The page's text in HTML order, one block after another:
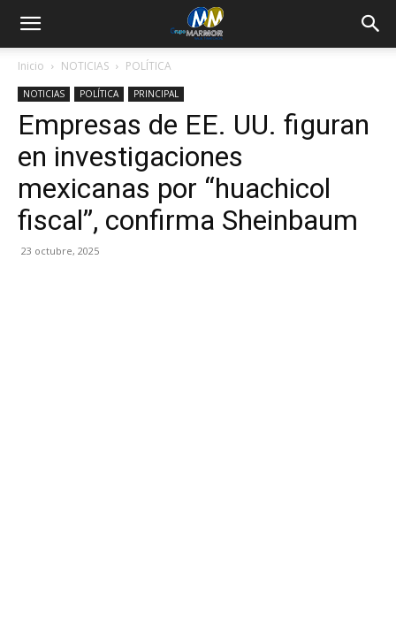
Inicio NOTICIAS POLÍTICA
NOTICIAS POLÍTICA PRINCIPAL
Empresas de EE. UU. figuran
en investigaciones
mexicanas por “huachicol
fiscal”, confirma Sheinbaum
23 octubre, 2025